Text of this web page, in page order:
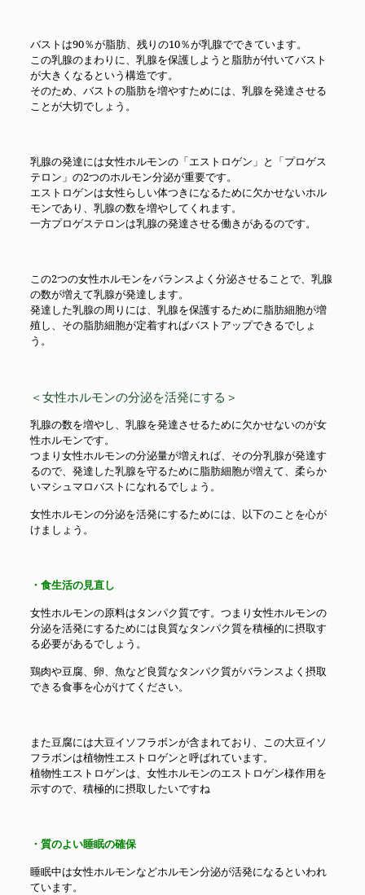
バストは90％が脂肪、残りの10％が乳腺でできています。
この乳腺のまわりに、乳腺を保護しようと脂肪が付いてバスト
が大きくなるという構造です。
そのため、バストの脂肪を増やすためには、乳腺を発達させる
ことが大切でしょう。
乳腺の発達には女性ホルモンの「エストロゲン」と「プロゲス
テロン」の2つのホルモン分泌が重要です。
エストロゲンは女性らしい体つきになるために欠かせないホル
モンであり、乳腺の数を増やしてくれます。
一方プロゲステロンは乳腺の発達させる働きがあるのです。
この2つの女性ホルモンをバランスよく分泌させることで、乳腺
の数が増えて乳腺が発達します。
発達した乳腺の周りには、乳腺を保護するために脂肪細胞が増
殖し、その脂肪細胞が定着すればバストアップできるでしょ
う。
＜女性ホルモンの分泌を活発にする＞
乳腺の数を増やし、乳腺を発達させるために欠かせないのが女
性ホルモンです。
つまり女性ホルモンの分泌量が増えれば、その分乳腺が発達す
るので、発達した乳腺を守るために脂肪細胞が増えて、柔らか
いマシュマロバストになれるでしょう。
女性ホルモンの分泌を活発にするためには、以下のことを心が
けましょう。
・食生活の見直し
女性ホルモンの原料はタンパク質です。つまり女性ホルモンの
分泌を活発にするためには良質なタンパク質を積極的に摂取す
る必要があるでしょう。
鶏肉や豆腐、卵、魚など良質なタンパク質がバランスよく摂取
できる食事を心がけてください。
また豆腐には大豆イソフラボンが含まれており、この大豆イソ
フラボンは植物性エストロゲンと呼ばれています。
植物性エストロゲンは、女性ホルモンのエストロゲン様作用を
示すので、積極的に摂取したいですね
・質のよい睡眠の確保
睡眠中は女性ホルモンなどホルモン分泌が活発になるといわれ
ています。